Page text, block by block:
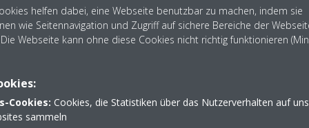
Haustechnik GmbH & Co. KG aus Uelitz - Nehmen Sie
302233
2
helfen dabei, eine Webseite benutzbar zu machen, indem sie
wie Seitennavigation und Zugriff auf sichere Bereiche der
Webseite kann ohne diese Cookies nicht richtig funktionieren
Cookies: Cookies, die Statistiken über das Nutzerverhalten auf
sammeln